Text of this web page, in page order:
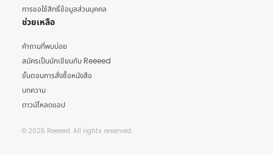
การขอใช้สิทธิ์ข้อมูลส่วนบุคคล
ช่วยเหลือ
คำถามที่พบบ่อย
สมัครเป็นนักเขียนกับ Reeeed
ขั้นตอนการสั่งซื้อหนังสือ
บทความ
ดาวน์โหลดแอป
© 2025 Reeeed. All rights reserved.